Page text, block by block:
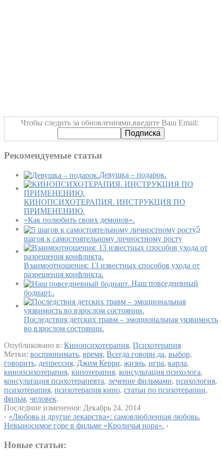
Чтобы следить за обновлениями,введите Ваш Email:
Рекомендуемые статьи
Девушка – подарок.
КИНОПСИХОТЕРАПИЯ. ИНСТРУКЦИЯ ПО
ПРИМЕНЕНИЮ.
«Как полюбить своих демонов».
5
шагов к самостоятельному личностному росту
Взаимоотношения: 13 известных способов ухода от
разрешения конфликта.
Наш повседневный
бодиарт..
Последствия детских травм – эмоциональная уязвимость
во взрослом состоянии.
Опубликовано в: Кинопсихотерапия, Психотерапия.
Метки: воспринимать, время, Всегда говори да, выбор,
говорить, депрессия, Джим Керри, жизнь, игра, карла,
кинопсихотерапия, кинотерапия, консультация психолога,
консультация психотерапевта, лечение фильмами, психология,
психотерапия, психотерапия кино, статьи по психотерапии,
фильм, человек.
Последние изменения: Декабрь 24, 2014
‹ «Любовь и другие лекарства»: самовлюбленная любовь.
Невыносимое горе в фильме «Кроличья нора». ›
Новые статьи: